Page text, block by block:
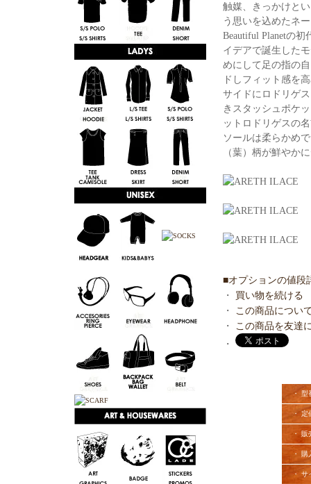
触媒、きっかけと
う思いを込めたネ
Beautiful Planetの
イデアで誕生した
めにして足の指の
ドしフィット感を
サイドにロドリゲ
きスタッシュポケ
ットロドリゲスの
ソールは柔らかめ
（葉）柄が鮮やか
■オプションの値段
・ 買い物を続ける
・
この商品につい
・
この商品を友達
・
・ 型
・ 定
・ 販
・ 購
・ サ